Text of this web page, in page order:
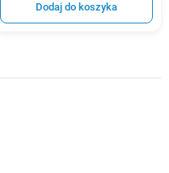
Dodaj do koszyka